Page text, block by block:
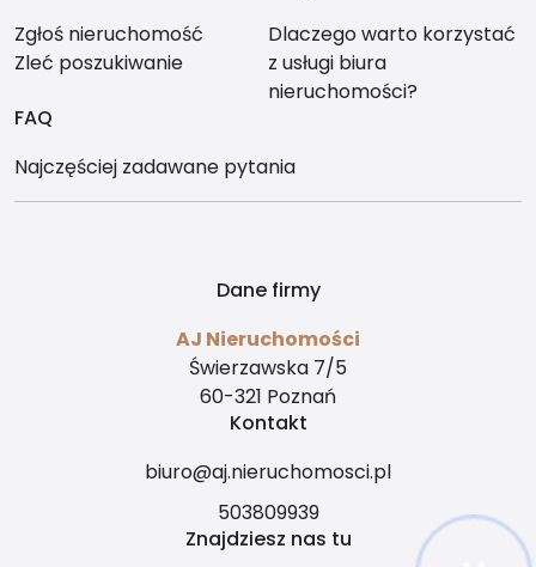
Zgłoś nieruchomość
Zleć poszukiwanie
Dlaczego warto korzystać
z usługi biura
nieruchomości?
FAQ
Najczęściej zadawane pytania
Dane firmy
AJ Nieruchomości
Świerzawska 7/5
60-321 Poznań
Kontakt
biuro@aj.nieruchomosci.pl
503809939
Znajdziesz nas tu